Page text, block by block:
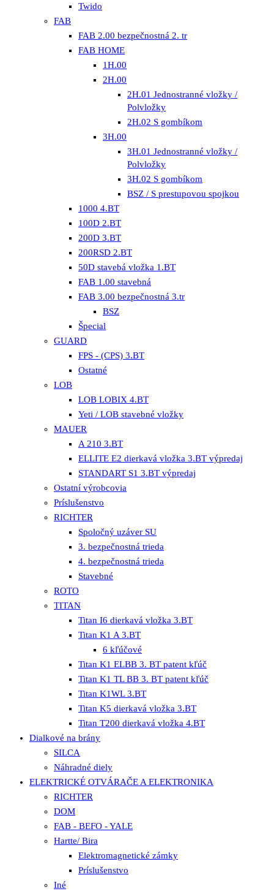
Twido
FAB
FAB 2.00 bezpečnostná 2. tr
FAB HOME
1H.00
2H.00
2H.01 Jednostranné vložky /
Polvložky
2H.02 S gombíkom
3H.00
3H.01 Jednostranné vložky /
Polvložky
3H.02 S gombíkom
BSZ / S prestupovou spojkou
1000 4.BT
100D 2.BT
200D 3.BT
200RSD 2.BT
50D stavebá vložka 1.BT
FAB 1.00 stavebná
FAB 3.00 bezpečnostná 3.tr
BSZ
Špecial
GUARD
FPS - (CPS) 3.BT
Ostatné
LOB
LOB LOBIX 4.BT
Yeti / LOB stavebné vložky
MAUER
A 210 3.BT
ELLITE E2 dierkavá vložka 3.BT výpredaj
STANDART S1 3.BT výpredaj
Ostatní výrobcovia
Príslušenstvo
RICHTER
Spoločný uzáver SU
3. bezpečnostná trieda
4. bezpečnostná trieda
Stavebné
ROTO
TITAN
Titan I6 dierkavá vložka 3.BT
Titan K1 A 3.BT
6 kľúčové
Titan K1 ELBB 3. BT patent kľúč
Titan K1 TL BB 3. BT patent kľúč
Titan K1WL 3.BT
Titan K5 dierkavá vložka 3.BT
Titan T200 dierkavá vložka 4.BT
Dialkové na brány
SILCA
Náhradné diely
ELEKTRICKÉ OTVÁRAČE A ELEKTRONIKA
RICHTER
DOM
FAB - BEFO - YALE
Hartte/ Bira
Elektromagnetické zámky
Príslušenstvo
Iné